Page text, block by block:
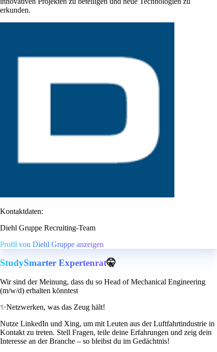
erkunden.
Kontaktdaten:
Diehl Gruppe Recruiting-Team
Profil von Diehl Gruppe anzeigen
StudySmarter Expertenrat🤫
Wir sind der Meinung, dass du so Head of Mechanical Engineering
(m/w/d) erhalten könntest
✨Netzwerken, was das Zeug hält!
Nutze LinkedIn und Xing, um mit Leuten aus der Luftfahrtindustrie in
Kontakt zu treten. Stell Fragen, teile deine Erfahrungen und zeig dein
Interesse an der Branche – so bleibst du im Gedächtnis!